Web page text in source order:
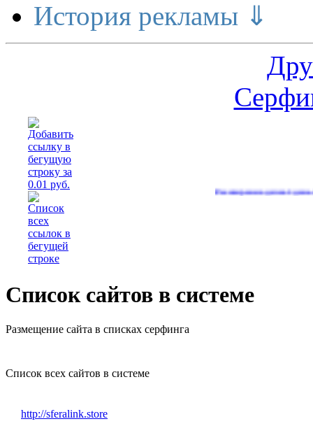
История рекламы ⇓
Расширение делает деньги(562)
Список сайтов в системе
Размещение сайта в списках серфинга
Список всех сайтов в системе
http://sferalink.store